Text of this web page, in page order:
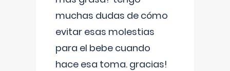
muchas dudas de cómo
evitar esas molestias
para el bebe cuando
hace esa toma. gracias!